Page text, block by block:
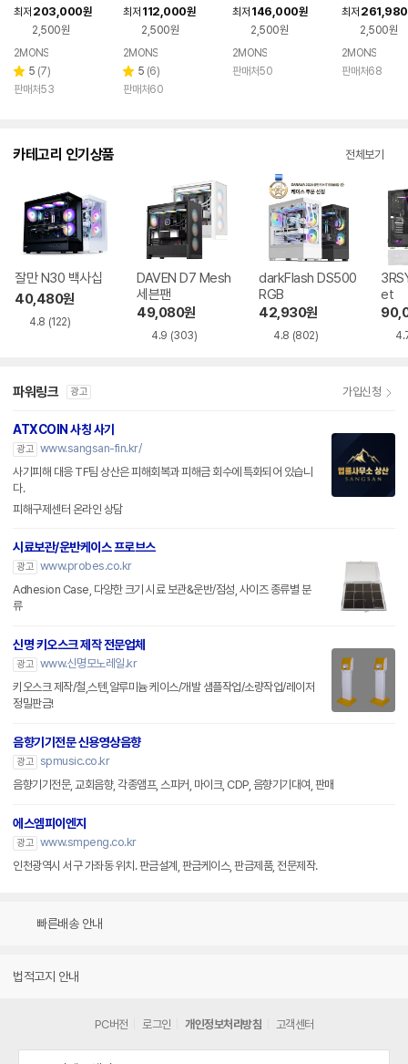
최저 203,000원
2,500원
2MONS
별
점
5 리
뷰
(7)
판매처53
최저 112,000원
2,500원
2MONS
별
점
5 리
뷰
(6)
판매처60
최저 146,000원
2,500원
2MONS
판매처50
최저 261,980
2,500원
2MONS
판매처68
카테고리 인기상품 전체보기
잘만 N30 백사십
40,480원
4.8 (122)
DAVEN D7 Mesh
세븐팬
49,080원
4.9 (303)
darkFlash DS500
RGB
42,930원
4.8 (802)
et
파워링크 광고 가입신청
ATXCOIN 사칭 사기
광고 www.sangsan-fin.kr/
사기피해 대응 TF팀 상산은 피해회복과 피해금 회수에 특화되어 있습니
다.
피해구제센터 온라인 상담
시료보관/운반케이스 프로브스
광고 www.probes.co.kr
Adhesion Case, 다양한 크기 시료 보관&운반/점성, 사이즈 종류별 분
류
신명 키오스크 제작 전문업체
광고 www.신명모노레일.kr
키오스크 제작/철,스텐,알루미늄 케이스/개발 샘플작업/소량작업/레이저
정밀판금!
음향기기전문 신용영상음향
광고 spmusic.co.kr
음향기기전문, 교회음향, 각종앰프, 스피커, 마이크, CDP, 음향기기대여, 판매
에스엠피이엔지
광고 www.smpeng.co.kr
인천광역시 서구 가좌동 위치. 판금설계, 판금케이스, 판금제품, 전문제작.
빠른배송 안내
법적고지 안내
PC버전 로그인 개인정보처리방침 고객센터